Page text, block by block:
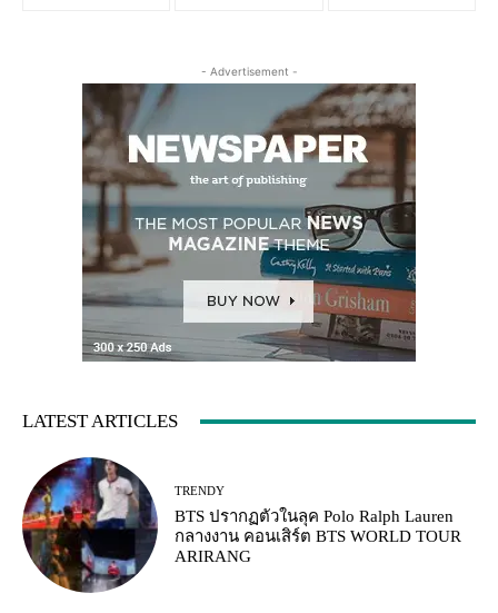
- Advertisement -
LATEST ARTICLES
TRENDY
BTS ปรากฏตัวในลุค Polo Ralph Lauren
กลางงาน คอนเสิร์ต BTS WORLD TOUR
ARIRANG